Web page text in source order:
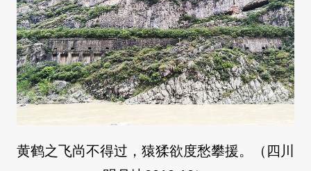
黄鹤之飞尚不得过，猿猱欲度愁攀援。（四川